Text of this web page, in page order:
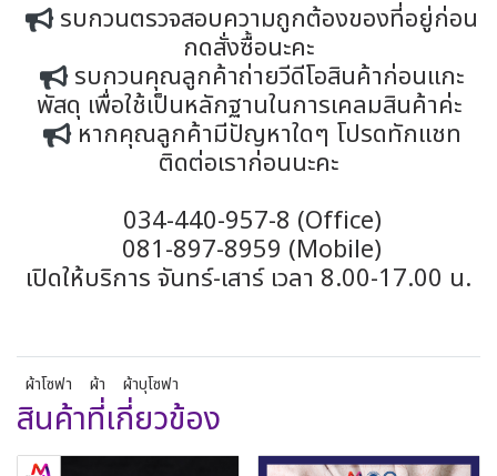
รบกวนตรวจสอบความถูกต้องของที่อยู่ก่อน
กดสั่งซื้อนะคะ
รบกวนคุณลูกค้าถ่ายวีดีโอสินค้าก่อนแกะ
พัสดุ เพื่อใช้เป็นหลักฐานในการเคลมสินค้าค่ะ
หากคุณลูกค้ามีปัญหาใดๆ โปรดทักแชท
ติดต่อเราก่อนนะคะ
034-440-957-8 (Office)
081-897-8959 (Mobile)
เปิดให้บริการ จันทร์-เสาร์ เวลา 8.00-17.00 น.
ผ้าโซฟา ผ้า ผ้าบุโซฟา
สินค้าที่เกี่ยวข้อง